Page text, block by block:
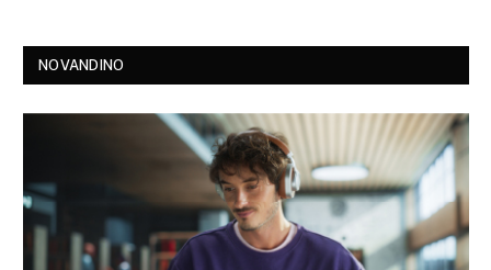
NOVANDINO